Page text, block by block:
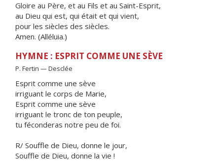
Gloire au Père, et au Fils et au Saint-Esprit,
au Dieu qui est, qui était et qui vient,
pour les siècles des siècles.
Amen. (Alléluia.)
HYMNE : ESPRIT COMME UNE SÈVE
P. Fertin — Desclée
Esprit comme une sève
irriguant le corps de Marie,
Esprit comme une sève
irriguant le tronc de ton peuple,
tu féconderas notre peu de foi.
R/ Souffle de Dieu, donne le jour,
Souffle de Dieu, donne la vie !